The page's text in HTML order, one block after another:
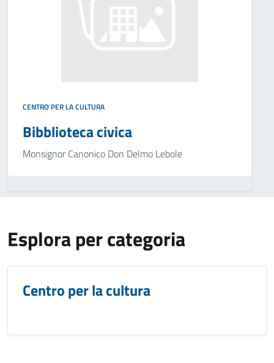
CENTRO PER LA CULTURA
Bibblioteca civica
Monsignor Canonico Don Delmo Lebole
Esplora per categoria
Centro per la cultura